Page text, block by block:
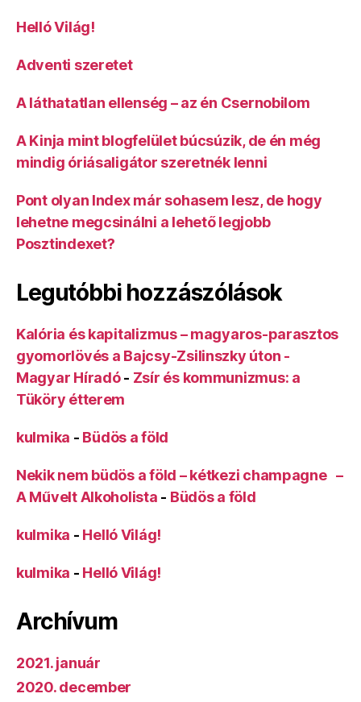
Helló Világ!
Adventi szeretet
A láthatatlan ellenség – az én Csernobilom
A Kinja mint blogfelület búcsúzik, de én még
mindig óriásaligátor szeretnék lenni
Pont olyan Index már sohasem lesz, de hogy
lehetne megcsinálni a lehető legjobb
Posztindexet?
Legutóbbi hozzászólások
Kalória és kapitalizmus – magyaros-parasztos
gyomorlövés a Bajcsy-Zsilinszky úton -
Magyar Híradó- Zsír és kommunizmus: a
Tüköry étterem
kulmika - Büdös a föld
Nekik nem büdös a föld – kétkezi champagne –
A Művelt Alkoholista - Büdös a föld
kulmika - Helló Világ!
kulmika - Helló Világ!
Archívum
2021. január
2020. december